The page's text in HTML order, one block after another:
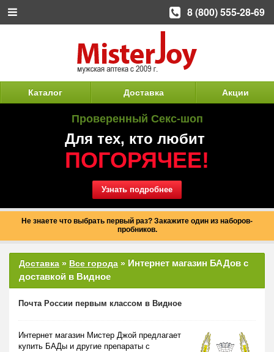
Каталог Доставка Акции
Проверенный Секс-шоп
Для тех, кто любит
ПОГОРЯЧЕЕ!
Узнать подробнее
Не знаете что выбрать первый раз? Закажите один из наборов-
пробников.
Доставка » Все города » Интернет магазин БАДов с
доставкой в Видное
Почта России первым классом в Видное
Интернет магазин Мистер Джой предлагает
купить БАДы и другие препараты с
8 (800) 555-28-69